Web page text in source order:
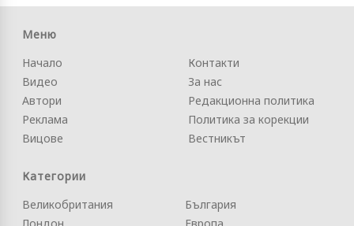
Меню
Начало
Видео
Автори
Реклама
Вицове
Контакти
За нас
Редакционна политика
Политика за корекции
Вестникът
Категории
Великобритания
България